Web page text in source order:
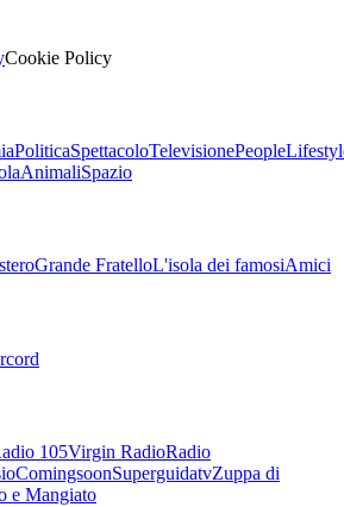
Cookie Policy
PoliticaSpettacoloTelevisionePeople
AnimaliSpazio
Grande FratelloL'isola dei famosiAmici
105Virgin RadioRadio
ComingsoonSuperguidatvZuppa di
e Mangiato